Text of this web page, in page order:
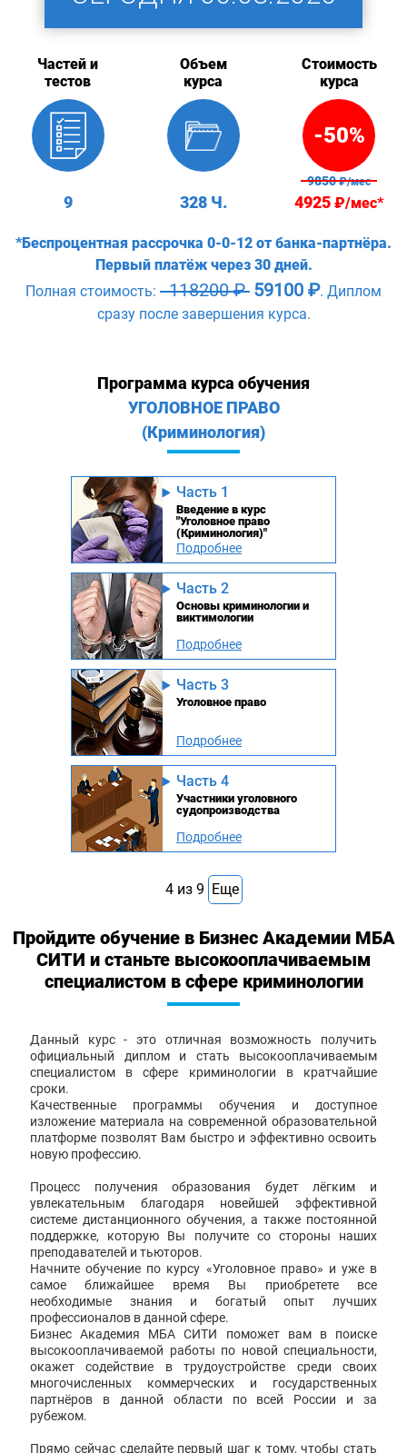
Частей и
тестов
9
Объем
курса
328 Ч.
Стоимость
курса
-50%
9850₽/мес
4925₽/мес*
*Беспроцентная рассрочка 0-0-12 от банка-партнёра.
Первый платёж через 30 дней.
Полная стоимость: 118200 ₽ 59100 ₽. Диплом
сразу после завершения курса.
Программа курса обучения
УГОЛОВНОЕ ПРАВО
(Криминология)
Часть 1
Введение в курс
"Уголовное право
(Криминология)"
Подробнее
Часть 2
Основы криминологии и
виктимологии
Подробнее
Часть 3
Уголовное право
Подробнее
Часть 4
Участники уголовного
судопроизводства
Подробнее
4из 9 Еще
Пройдите обучение в Бизнес Академии МБА
СИТИ и станьте высокооплачиваемым
специалистом в сфере криминологии
Данный курс - это отличная возможность получить
официальный диплом и стать высокооплачиваемым
специалистом в сфере криминологии в кратчайшие
сроки.
Качественные программы обучения и доступное
изложение материала на современной образовательной
платформе позволят Вам быстро и эффективно освоить
новую профессию.
Процесс получения образования будет лёгким и
увлекательным благодаря новейшей эффективной
системе дистанционного обучения, а также постоянной
поддержке, которую Вы получите со стороны наших
преподавателей и тьюторов.
Начните обучение по курсу «Уголовное право» и уже в
самое ближайшее время Вы приобретете все
необходимые знания и богатый опыт лучших
профессионалов в данной сфере.
Бизнес Академия МБА СИТИ поможет вам в поиске
высокооплачиваемой работы по новой специальности,
окажет содействие в трудоустройстве среди своих
многочисленных коммерческих и государственных
партнёров в данной области по всей России и за
рубежом.
Прямо сейчас сделайте первый шаг к тому, чтобы стать